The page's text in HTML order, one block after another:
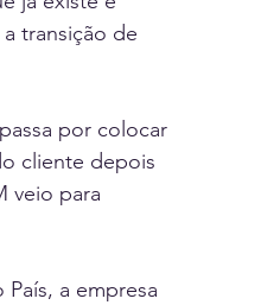
transição de
por colocar
cliente depois
veio para
a empresa